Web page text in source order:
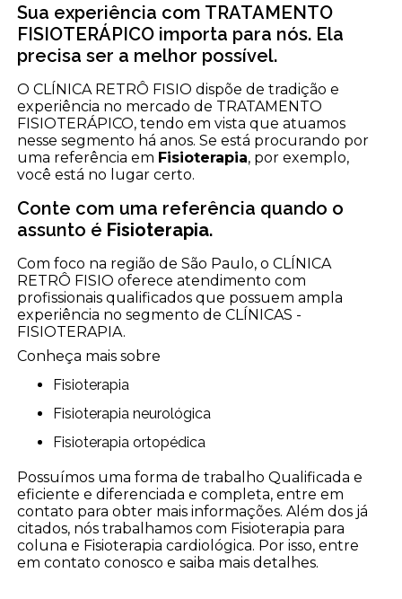
Sua experiência com TRATAMENTO
FISIOTERÁPICO importa para nós. Ela
precisa ser a melhor possível.
O CLÍNICA RETRÔ FISIO dispõe de tradição e
experiência no mercado de TRATAMENTO
FISIOTERÁPICO, tendo em vista que atuamos
nesse segmento há anos. Se está procurando por
uma referência em Fisioterapia, por exemplo,
você está no lugar certo.
Conte com uma referência quando o
assunto é Fisioterapia.
Com foco na região de São Paulo, o CLÍNICA
RETRÔ FISIO oferece atendimento com
profissionais qualificados que possuem ampla
experiência no segmento de CLÍNICAS -
FISIOTERAPIA.
Conheça mais sobre
Fisioterapia
Fisioterapia neurológica
Fisioterapia ortopédica
Possuímos uma forma de trabalho Qualificada e
eficiente e diferenciada e completa, entre em
contato para obter mais informações. Além dos já
citados, nós trabalhamos com Fisioterapia para
coluna e Fisioterapia cardiológica. Por isso, entre
em contato conosco e saiba mais detalhes.